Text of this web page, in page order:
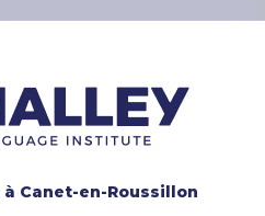
à Canet-en-Roussillon